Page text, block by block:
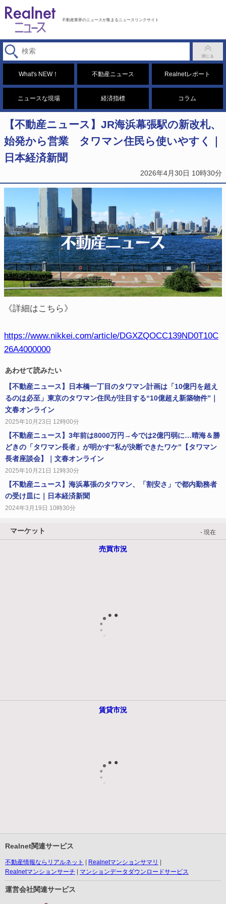
不動産業界のニュースが集まるニュースリンクサイト
What's NEW！ 不動産ニュース Realnetレポート
ニュースな現場 経済指標 コラム
【不動産ニュース】JR海浜幕張駅の新改札、
始発から営業 タワマン住民ら使いやすく｜
日本経済新聞
2026年4月30日 10時30分
《詳細はこちら》
https://www.nikkei.com/article/DGXZQOCC139ND0T10C
26A4000000
あわせて読みたい
【不動産ニュース】日本橋一丁目のタワマン計画は「10億円を超え
るのは必至」東京のタワマン住民が注目する“10億超え新築物件”｜
文春オンライン
2025年10月23日 12時00分
【不動産ニュース】3年前は8000万円→今では2億円弱に…晴海＆勝
どきの「タワマン長者」が明かす“私が決断できたワケ”【タワマン
長者座談会】｜文春オンライン
2025年10月21日 12時30分
【不動産ニュース】海浜幕張のタワマン、「割安さ」で都内勤務者
の受け皿に｜日本経済新聞
2024年3月19日 10時30分
マーケット - 現在
売買市況
賃貸市況
Realnet関連サービス
不動産情報ならリアルネット
Realnetマンションサマリ
Realnetマンションサーチ
マンションデータダウンロードサービス
運営会社関連サービス